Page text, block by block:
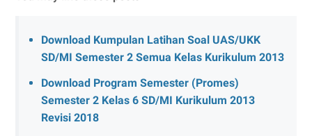
Download Kumpulan Latihan Soal UAS/UKK
SD/MI Semester 2 Semua Kelas Kurikulum 2013
Download Program Semester (Promes)
Semester 2 Kelas 6 SD/MI Kurikulum 2013
Revisi 2018